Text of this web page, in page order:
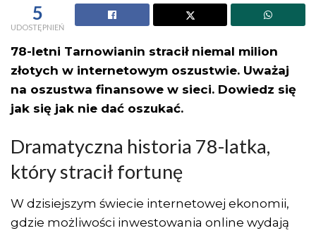
5
UDOSTĘPNIEŃ
78-letni Tarnowianin stracił niemal milion
złotych w internetowym oszustwie. Uważaj
na oszustwa finansowe w sieci. Dowiedz się
jak się jak nie dać oszukać.
Dramatyczna historia 78-latka,
który stracił fortunę
W dzisiejszym świecie internetowej ekonomii,
gdzie możliwości inwestowania online wydają